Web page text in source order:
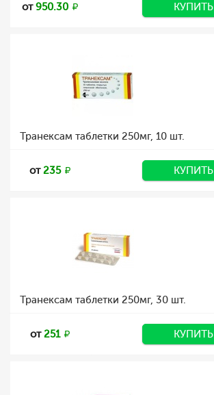
от950.30 КУПИТЬ
Транексам таблетки 250мг, 10 шт.
от235 КУПИТЬ
Транексам таблетки 250мг, 30 шт.
от251 КУПИТЬ